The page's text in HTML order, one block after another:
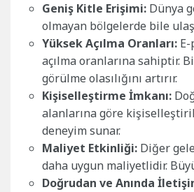
Geniş Kitle Erişimi: Dünya
olmayan bölgelerde bile
Yüksek Açılma Oranları:
açılma oranlarına sahiptir.
görülme olasılığını artırır.
Kişiselleştirme İmkanı:
alanlarına göre
deneyim sunar.
Maliyet Etkinliği: Diğer
daha uygun maliyetlidir.
Doğrudan ve Anında